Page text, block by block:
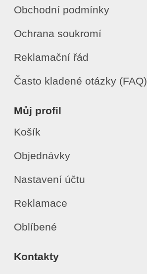
Obchodní podmínky
Ochrana soukromí
Reklamační řád
Často kladené otázky (FAQ)
Můj profil
Košík
Objednávky
Nastavení účtu
Reklamace
Oblíbené
Kontakty